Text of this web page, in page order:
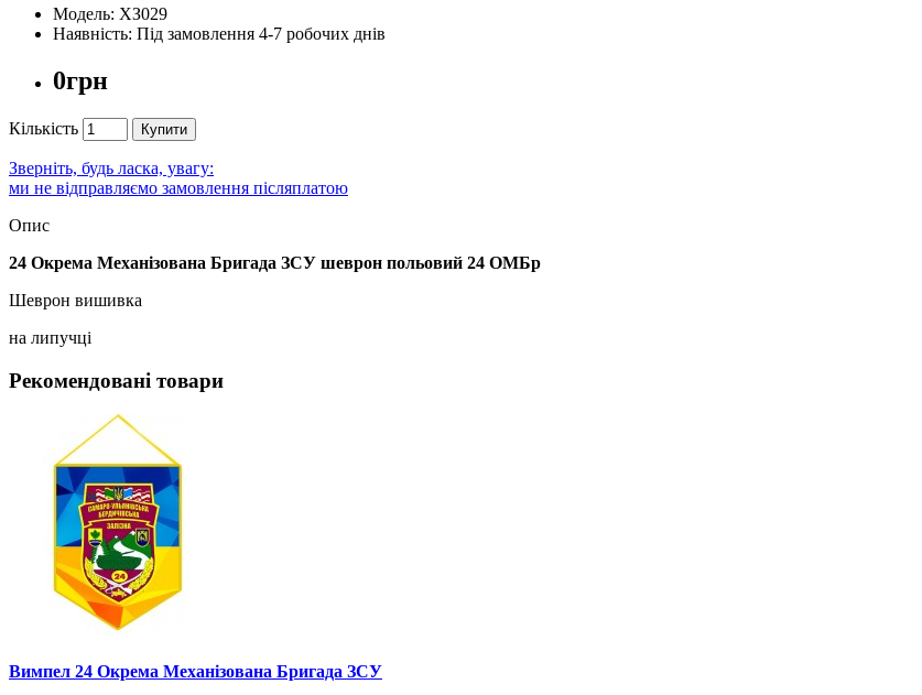
Модель: ХЗ029
Наявність: Під замовлення 4-7 робочих днів
0грн
Кількість Купити
Зверніть, будь ласка, увагу:
ми не відправляємо замовлення післяплатою
Опис
24 Окрема Механізована Бригада ЗСУ шеврон польовий 24 ОМБр
Шеврон вишивка
на липучці
Рекомендовані товари
Вимпел 24 Окрема Механізована Бригада ЗСУ